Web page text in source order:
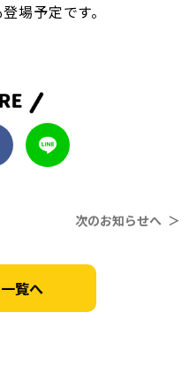
場予定です。
次のお知らせへ ＞
覧へ